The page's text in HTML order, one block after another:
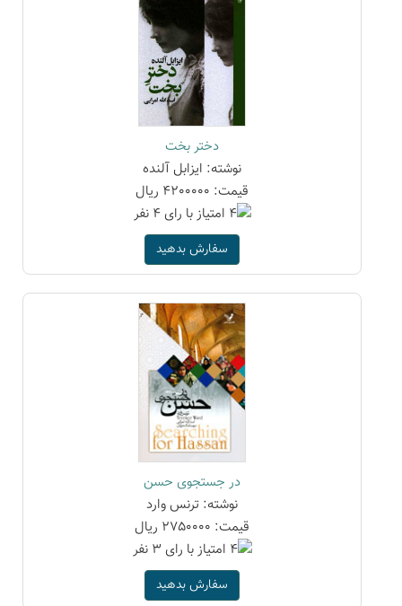
دختر بخت
نوشته: ایزابل آلنده
قیمت: 4200000 ریال
سفارش بدهید
در جستجوی حسن
نوشته: ترنس وارد
قیمت: 2750000 ریال
سفارش بدهید